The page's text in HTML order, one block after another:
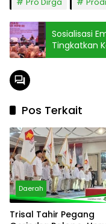
Sosialisasi
Tingkatkan
Proker
Pos Terkait
Daerah
Trisal Tahir Pegang